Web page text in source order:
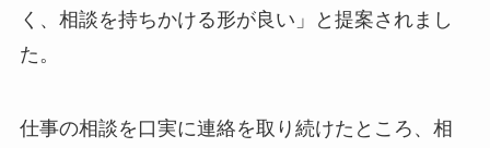
く、相談を持ちかける形が良い」と提案されまし
た。
仕事の相談を口実に連絡を取り続けたところ、相